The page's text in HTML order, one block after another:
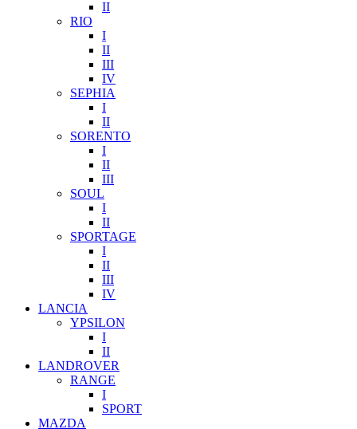
II
RIO
I
II
III
IV
SEPHIA
I
II
SORENTO
I
II
III
SOUL
I
II
SPORTAGE
I
II
III
IV
LANCIA
YPSILON
I
II
LANDROVER
RANGE
I
SPORT
MAZDA